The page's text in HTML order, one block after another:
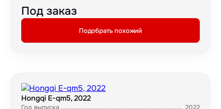
Под заказ
Подобрать похожий
Hongqi E-qm5, 2022